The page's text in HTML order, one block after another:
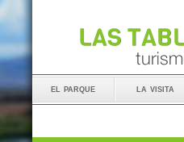
el parque la visita